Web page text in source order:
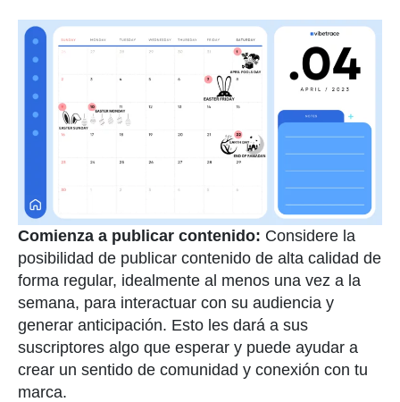
Comienza a publicar contenido: Considere la
posibilidad de publicar contenido de alta calidad de
forma regular, idealmente al menos una vez a la
semana, para interactuar con su audiencia y
generar anticipación. Esto les dará a sus
suscriptores algo que esperar y puede ayudar a
crear un sentido de comunidad y conexión con tu
marca.